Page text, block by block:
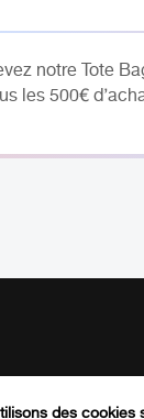
notre Tote
les 500€
des